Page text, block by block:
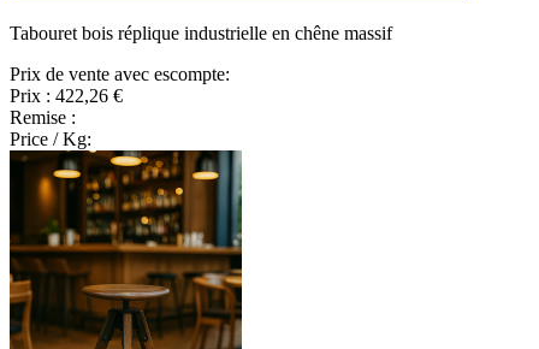
Tabouret bois réplique industrielle en chêne massif
Prix de vente avec escompte:
Prix : 422,26 €
Remise :
Price / Kg: